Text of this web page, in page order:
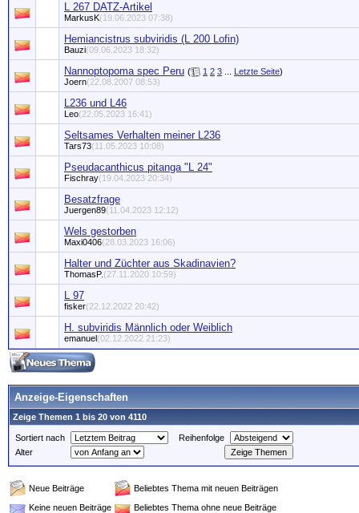
L 267 DATZ-Artikel
MarkusK(19.06.2023 07:38)
Hemiancistrus subviridis (L 200 Lofin)
Bauzi(09.06.2023 18:32)
Nannoptopoma spec Peru ( 1 2 3 Letzte Seite)
Joern(22.08.2007 08:53)
L236 und L46
Leo(22.05.2023 16:41)
Seltsames Verhalten meiner L236
Tars73(11.05.2023 10:08)
Pseudacanthicus pitanga "L 24"
Fischray(19.04.2023 20:34)
Besatzfrage
Juergen89(11.04.2023 12:12)
Wels gestorben
Maxi0406(28.03.2023 16:06)
Halter und Züchter aus Skadinavien?
ThomasP. (27.11.2020 10:59)
L 97
fisker(22.12.2022 20:42)
H. subviridis Männlich oder Weiblich
emanuel(02.12.2022 21:23)
Anzeige-Eigenschaften
Zeige Themen 1 bis 20 von 4110
Sortiert nach
Reihenfolge
Alter
Neue Beiträge
Beliebtes Thema mit neuen Beiträgen
Keine neuen Beiträge
Beliebtes Thema ohne neue Beiträge